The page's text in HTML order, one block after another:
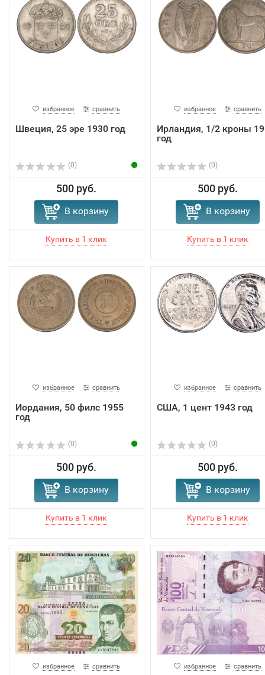
избранное сравнить
Швеция, 25 эре 1930 год
(0)
500 руб.
В корзину
избранное сравнить
Ирландия, 1/2 кроны
год
(0)
500 руб.
В корзину
избранное сравнить
Иордания, 50 филс 1955
год
(0)
500 руб.
В корзину
избранное сравнить
США, 1 цент 1943 год
(0)
500 руб.
В корзину
избранное сравнить избранное сравнить